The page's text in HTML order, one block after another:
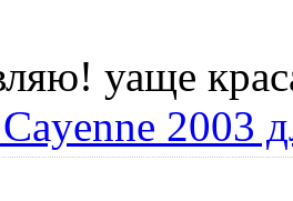
уаще
2003